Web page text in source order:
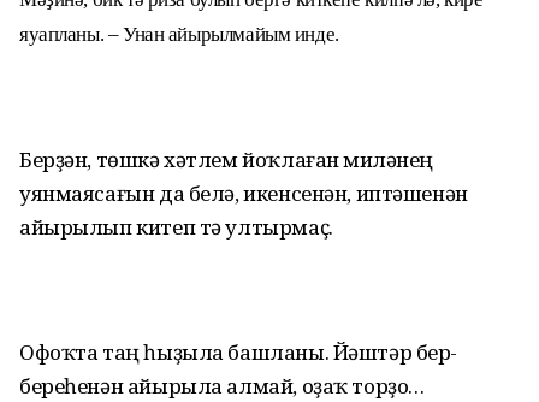
яуапланы. – Унан айырылмайым инде.
Берҙән, төшкә хәтлем йоҡлаған Әмиләнең
уянмаясағын да белә, икенсенән, иптәшенән
айырылып китеп тә ултырмаҫ.
Офоҡта таң һыҙыла башланы. Йәштәр бер-
береһенән айырыла алмай, оҙаҡ торҙо…